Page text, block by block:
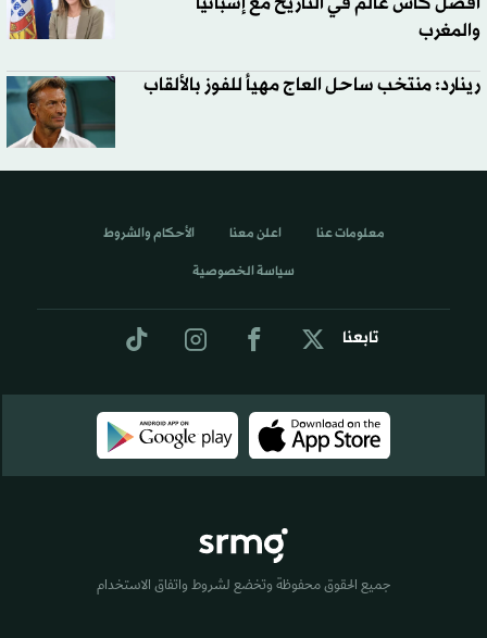
والمغرب
رينارد: منتخب ساحل العاج مهيأ للفوز بالألقاب
تابعنا
معلومات عنا اعلن معنا الأحكام والشروط
سياسة الخصوصية
جميع الحقوق محفوظة وتخضع لشروط واتفاق الاستخدام